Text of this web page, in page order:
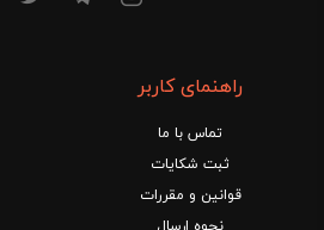
راهنمای کاربر
تماس با ما
ثبت شکایات
قوانین و مقررات